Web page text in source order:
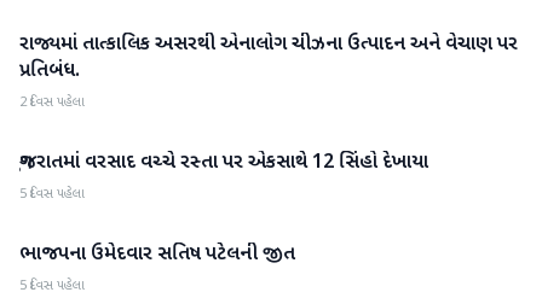
ગુજરાત
રાજ્યમાં તાત્કાલિક અસરથી એનાલોગ ચીઝના ઉત્પાદન અને વેચાણ પર
પ્રતિબંધ.
2 દિવસ પહેલા
ગુજરાત
ગુજરાતમાં વરસાદ વચ્ચે રસ્તા પર એકસાથે 12 સિંહો દેખાયા
5 દિવસ પહેલા
ગુજરાત
ભાજપના ઉમેદવાર સતિષ પટેલની જીત
5 દિવસ પહેલા